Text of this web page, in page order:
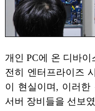
개인 PC에 온 디바
전히 엔터프라이즈
이 현실이며, 이러
서버 장비들을 선보